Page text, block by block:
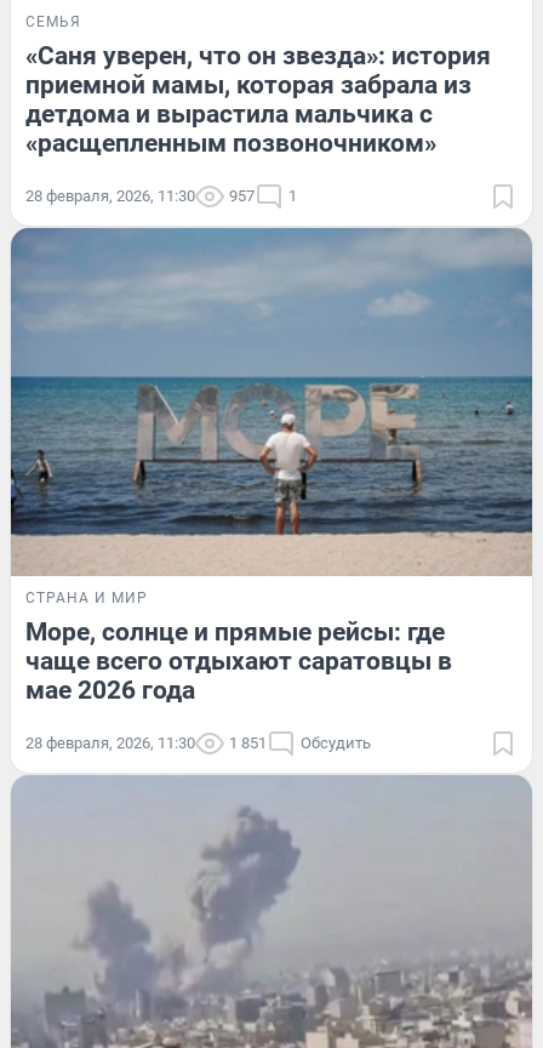
СЕМЬЯ
«Саня уверен, что он звезда»: история
приемной мамы, которая забрала из
детдома и вырастила мальчика с
«расщепленным позвоночником»
28 февраля, 2026, 11:30 957 1
СТРАНА И МИР
Море, солнце и прямые рейсы: где
чаще всего отдыхают саратовцы в
мае 2026 года
28 февраля, 2026, 11:30 1 851 Обсудить